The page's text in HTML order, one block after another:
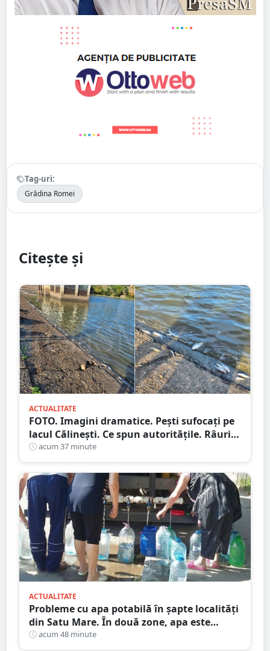
Tag-uri:
Grădina Romei
Citește și
ACTUALITATE
FOTO. Imagini dramatice. Pești sufocați pe
lacul Călinești. Ce spun autoritățile. Râurile
din județ, la minime istorice
acum 37 minute
ACTUALITATE
Probleme cu apa potabilă în șapte localități
din Satu Mare. În două zone, apa este
adusă cu cisterna
acum 48 minute